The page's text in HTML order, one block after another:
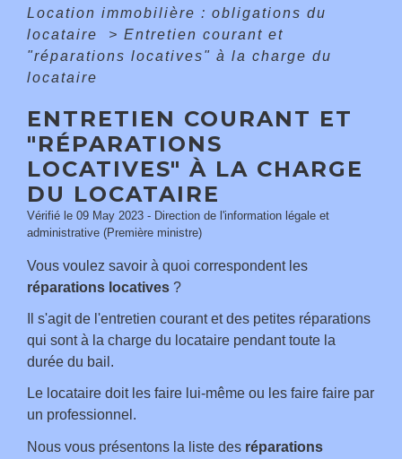
Location immobilière : obligations du
locataire
> Entretien courant et
"réparations locatives" à la charge du
locataire
ENTRETIEN COURANT ET
"RÉPARATIONS
LOCATIVES" À LA CHARGE
DU LOCATAIRE
Vérifié le 09 May 2023 - Direction de l'information légale et
administrative (Première ministre)
Vous voulez savoir à quoi correspondent les
réparations locatives ?
Il s'agit de l'entretien courant et des petites réparations
qui sont à la charge du locataire pendant toute la
durée du bail.
Le locataire doit les faire lui-même ou les faire faire par
un professionnel.
Nous vous présentons la liste des réparations